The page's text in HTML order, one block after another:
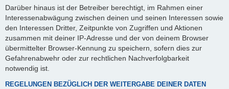
Darüber hinaus ist der Betreiber berechtigt, im Rahmen einer
Interessenabwägung zwischen deinen und seinen Interessen sowie
den Interessen Dritter, Zeitpunkte von Zugriffen und Aktionen
zusammen mit deiner IP-Adresse und der von deinem Browser
übermittelter Browser-Kennung zu speichern, sofern dies zur
Gefahrenabwehr oder zur rechtlichen Nachverfolgbarkeit
notwendig ist.
REGELUNGEN BEZÜGLICH DER WEITERGABE DEINER DATEN